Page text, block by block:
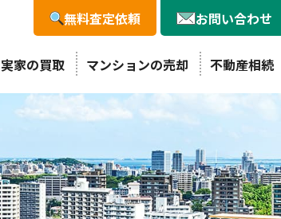
無料査定依頼 お問い合わせ
家の買取 マンションの売却 不動産相続